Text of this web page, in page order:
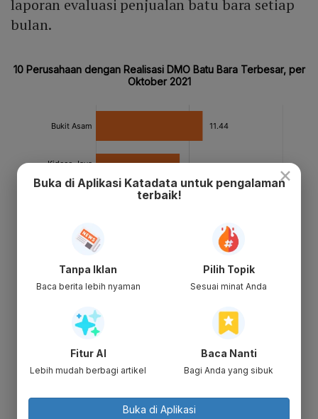
laporan evaluasi penjualan batu bara setiap
bulan.
×
Buka di Aplikasi Katadata untuk pengalaman
terbaik!
Tanpa Iklan
Baca berita lebih nyaman
Pilih Topik
Sesuai minat Anda
Fitur AI
Lebih mudah berbagi artikel
Baca Nanti
Bagi Anda yang sibuk
Buka di Aplikasi